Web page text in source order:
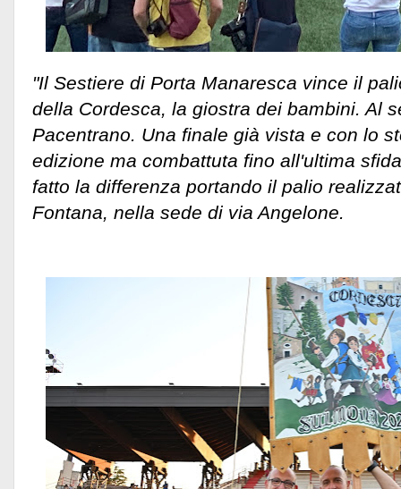
"Il Sestiere di Porta Manaresca vince il
della Cordesca, la giostra dei bambini. Al
Pacentrano. Una finale già vista e con lo
edizione ma combattuta fino all'ultima
fatto la differenza portando il palio
Fontana, nella sede di via Angelone.